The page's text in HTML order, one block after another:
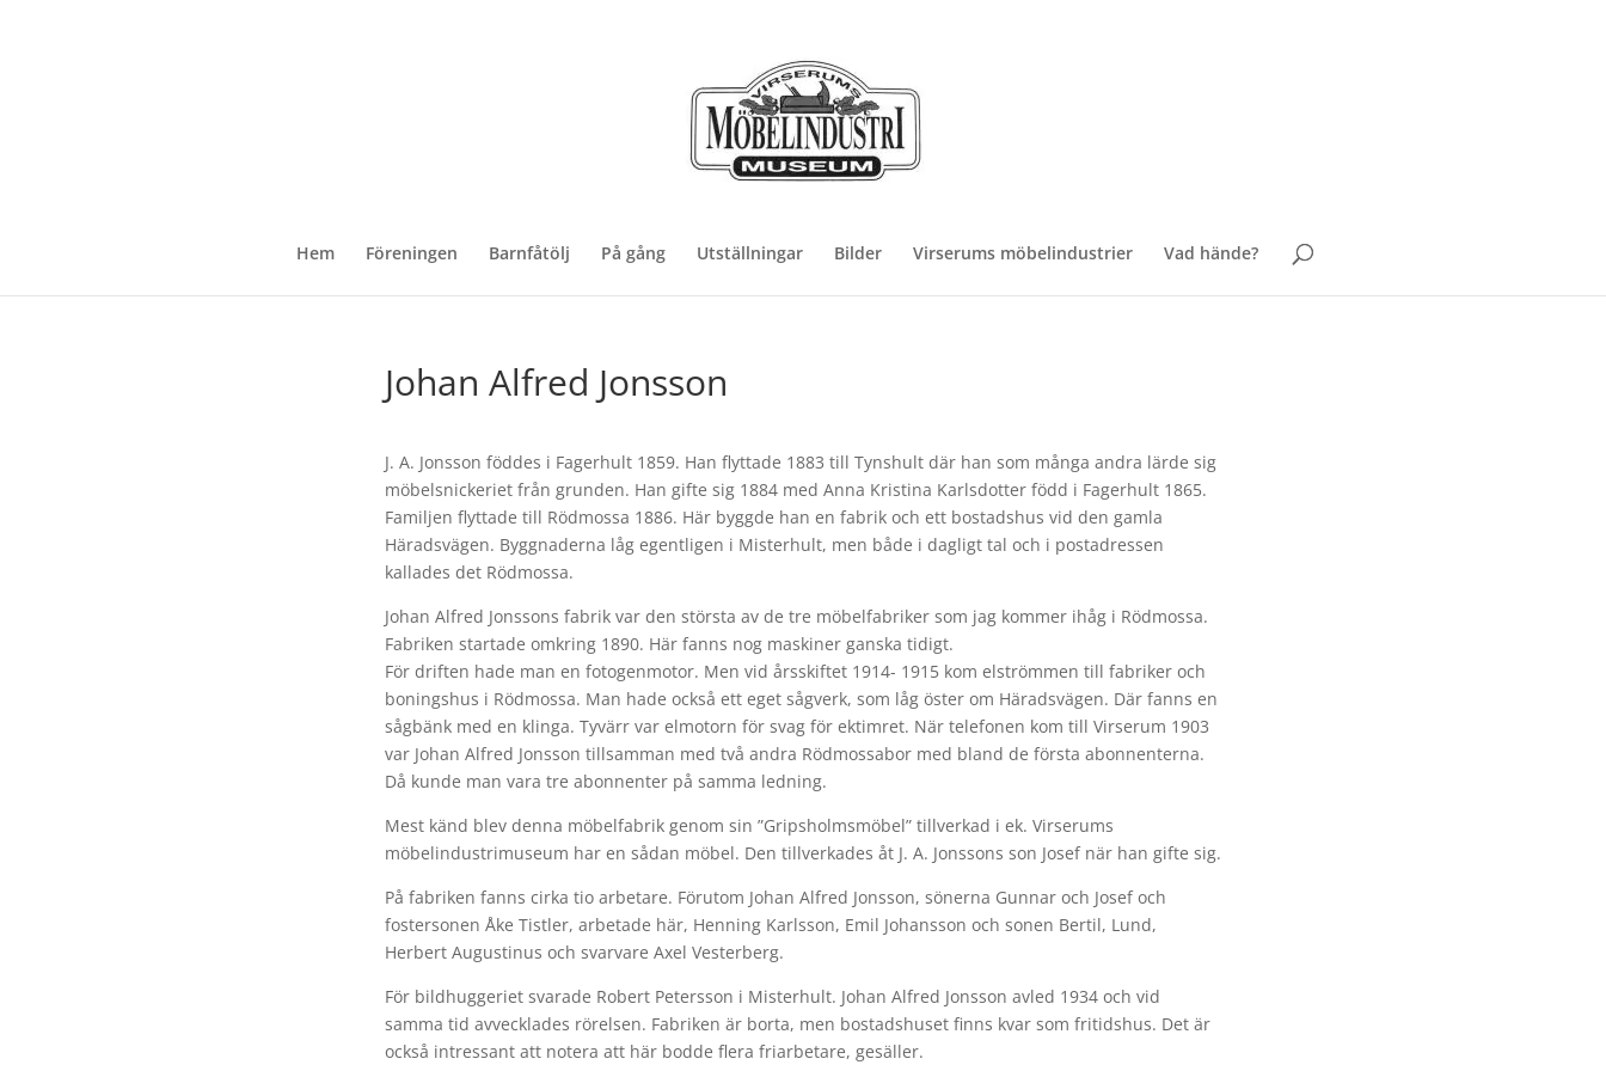
Hem Föreningen Barnfåtölj På gång Utställningar Bilder Virserums möbelindustrier Vad hände?
Johan Alfred Jonsson
J. A. Jonsson föddes i Fagerhult 1859. Han flyttade 1883 till Tynshult där han som många andra lärde sig
möbelsnickeriet från grunden. Han gifte sig 1884 med Anna Kristina Karlsdotter född i Fagerhult 1865.
Familjen flyttade till Rödmossa 1886. Här byggde han en fabrik och ett bostadshus vid den gamla
Häradsvägen. Byggnaderna låg egentligen i Misterhult, men både i dagligt tal och i postadressen
kallades det Rödmossa.
Johan Alfred Jonssons fabrik var den största av de tre möbelfabriker som jag kommer ihåg i Rödmossa.
Fabriken startade omkring 1890. Här fanns nog maskiner ganska tidigt.
För driften hade man en fotogenmotor. Men vid årsskiftet 1914- 1915 kom elströmmen till fabriker och
boningshus i Rödmossa. Man hade också ett eget sågverk, som låg öster om Häradsvägen. Där fanns en
sågbänk med en klinga. Tyvärr var elmotorn för svag för ektimret. När telefonen kom till Virserum 1903
var Johan Alfred Jonsson tillsamman med två andra Rödmossabor med bland de första abonnenterna.
Då kunde man vara tre abonnenter på samma ledning.
Mest känd blev denna möbelfabrik genom sin ”Gripsholmsmöbel” tillverkad i ek. Virserums
möbelindustrimuseum har en sådan möbel. Den tillverkades åt J. A. Jonssons son Josef när han gifte sig.
På fabriken fanns cirka tio arbetare. Förutom Johan Alfred Jonsson, sönerna Gunnar och Josef och
fostersonen Åke Tistler, arbetade här, Henning Karlsson, Emil Johansson och sonen Bertil, Lund,
Herbert Augustinus och svarvare Axel Vesterberg.
För bildhuggeriet svarade Robert Petersson i Misterhult. Johan Alfred Jonsson avled 1934 och vid
samma tid avvecklades rörelsen. Fabriken är borta, men bostadshuset finns kvar som fritidshus. Det är
också intressant att notera att här bodde flera friarbetare, gesäller.